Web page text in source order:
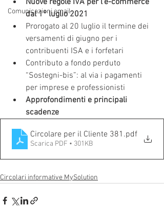
Comunicazioni email
Nuove regole IVA per l'e-commerce
dal 1° luglio 2021
Prorogato al 20 luglio il termine dei
versamenti di giugno per i
contribuenti ISA e i forfetari
Contributo a fondo perduto
“Sostegni-bis”: al via i pagamenti
per imprese e professionisti
Approfondimenti e principali
scadenze
Circolare per il Cliente 381 .pdf
Scarica PDF • 301KB
Circolari informative MySolution